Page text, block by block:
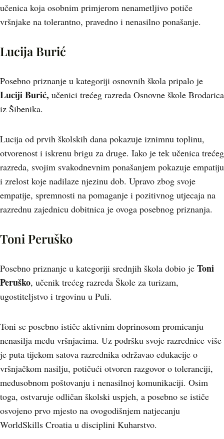
učenica koja osobnim primjerom nenametljivo potiče
vršnjake na tolerantno, pravedno i nenasilno ponašanje.
Lucija Burić
Posebno priznanje u kategoriji osnovnih škola pripalo je
Luciji Burić, učenici trećeg razreda Osnovne škole Brodarica
iz Šibenika.
Lucija od prvih školskih dana pokazuje iznimnu toplinu,
otvorenost i iskrenu brigu za druge. Iako je tek učenica trećeg
razreda, svojim svakodnevnim ponašanjem pokazuje empatiju
i zrelost koje nadilaze njezinu dob. Upravo zbog svoje
empatije, spremnosti na pomaganje i pozitivnog utjecaja na
razrednu zajednicu dobitnica je ovoga posebnog priznanja.
Toni Peruško
Posebno priznanje u kategoriji srednjih škola dobio je Toni
Peruško, učenik trećeg razreda Škole za turizam,
ugostiteljstvo i trgovinu u Puli.
Toni se posebno ističe aktivnim doprinosom promicanju
nenasilja među vršnjacima. Uz podršku svoje razrednice više
je puta tijekom satova razrednika održavao edukacije o
vršnjačkom nasilju, potičući otvoren razgovor o toleranciji,
međusobnom poštovanju i nenasilnoj komunikaciji. Osim
toga, ostvaruje odličan školski uspjeh, a posebno se ističe
osvojeno prvo mjesto na ovogodišnjem natjecanju
WorldSkills Croatia u disciplini Kuharstvo.